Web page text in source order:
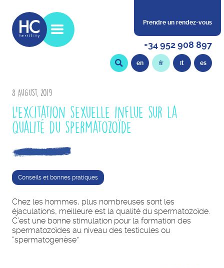
Prendre un rendez-vous
+34 952 908 897
en fr it es
8 August, 2019
L’excitation sexuelle influe sur la
qualité du spermatozoïde
Conseils et bonnes pratiques
Chez les hommes, plus nombreuses sont les
éjaculations, meilleure est la qualité du spermatozoïde.
C’est une bonne stimulation pour la formation des
spermatozoïdes au niveau des testicules ou
“spermatogenèse”